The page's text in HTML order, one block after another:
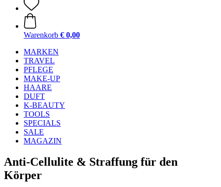
Warenkorb € 0,00
MARKEN
TRAVEL
PFLEGE
MAKE-UP
HAARE
DUFT
K-BEAUTY
TOOLS
SPECIALS
SALE
MAGAZIN
Anti-Cellulite & Straffung für den
Körper